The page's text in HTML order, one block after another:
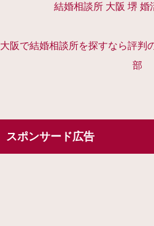
結婚相談所 大阪 堺 婚
大阪で結婚相談所を探すなら評判
部
スポンサード広告